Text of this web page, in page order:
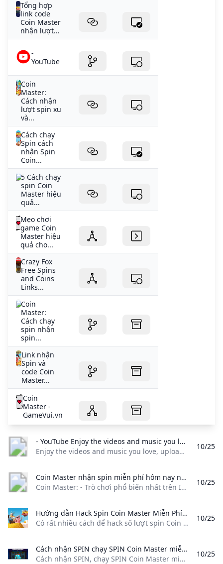
Tổng hợp
link code
Coin Master
nhận lượt...
-
YouTube
Coin
Master:
Cách nhận
lượt spin xu
và...
Cách chạy
Spin cách
nhận Spin
Coin...
5 Cách chạy
spin Coin
Master hiệu
quả...
Mẹo chơi
game Coin
Master hiệu
quả cho...
Crazy Fox
Free Spins
and Coins
Links...
Coin
Master:
Cách chạy
spin nhận
spin...
Link nhận
Spin và
code Coin
Master...
Coin
Master -
GameVui.vn
- YouTube Enjoy the videos and music you love upload original content and share it all with friends family and the world on YouTube.
Enjoy the videos and music you love, upload original content, and share it all with friends, family, and the world on YouTube.
10/25
Coin Master nhận spin miễn phí hôm nay năm 2024 Coin Master: - Trò chơi phổ biến nhất trên Internet ngày nay là coin master. Nó là một trò chơi thú vị được thiết kế cho mọi người ở mọi lứa tuổi. Nó là một trò chơi chiến lược xây dựng làng và tấn công những người khác. Có một máy đánh bạc tạo ra …
Coin Master: - Trò chơi phổ biến nhất trên Internet ngày nay là coin master. Nó là một trò chơi thú vị được thiết kế cho mọi người ở mọi lứa tuổi. Nó là một trò chơi chiến lược xây dựng làng và tấn công những người khác. Có một máy đánh bạc tạo ra … Trò chơi Cá cược Đặt cược vào coin master với các lượt quay, nó sẽ mang lại cho bạn phần thưởng.
10/25
Hướng dẫn Hack Spin Coin Master Miễn Phí dành cho những người chơi không có thời gian nhưng vẫn muốn quay nhiều Có rất nhiều cách để hack số lượt spin Coin Master mà game thủ có thể áp dụng để có nhiều lượt qua cho mình hơn
Có rất nhiều cách để hack số lượt spin Coin Master mà game thủ có thể áp dụng để có nhiều lượt qua cho mình hơn
10/25
Cách nhận SPIN chạy SPIN Coin Master miễn phí LinkedIn Cách nhận SPIN chạy SPIN Coin Master miễn phí 66 followers on LinkedIn. Cách nhận SPIN chạy SPIN Coin Master miễn phí Cách nhận SPIN chạy SPIN Coin Master miễn phí cho bạn nào cần. Coin Master là một tựa game chiến thuật vô cùng thú vị được phát triển bởi Israel của studio Moon Active. Game có lối chơi đầy cuốn hút với việc thu thập tìm kiếm và tích lũy tài nguyên rồi đi cướp bốc vàng của những người chơi khác.
Cách nhận SPIN, chạy SPIN Coin Master miễn phí | 66 followers on LinkedIn. Cách nhận SPIN, chạy SPIN Coin Master miễn phí | Cách nhận SPIN, chạy SPIN Coin Master miễn phí cho bạn nào cần. Coin Master là một tựa game chiến thuật vô cùng thú vị được phát triển bởi Israel của studio Moon Active. Game có lối chơi đầy cuốn hút với việc thu thập, tìm kiếm và tích lũy tài nguyên rồi đi cướp bốc vàng của những người chơi khác.
10/25